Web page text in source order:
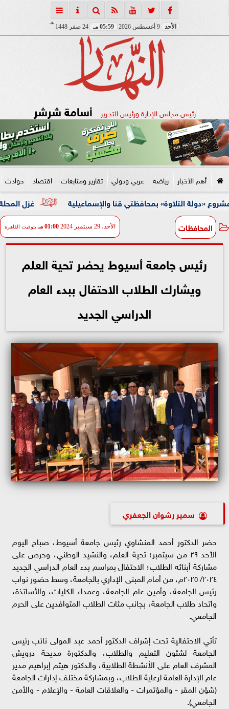
الأحد 05:59 مـ 24 صفر 1448
هـ
رئيس مجلس الإدارة ورئيس التحرير أسامة شرشر
أهم الأخبار رياضة عربي ودولي تقارير ومتابعات اقتصاد حوادث
غزل المحلة: طلبنا 50 مليون لبيع محمود صلاح إلى الأهلي.. ونمتلك عروض خارجية للاعب بمحافظتي قنا والإسماعيلية
المحافظات الأحد، 29 سبتمبر 2024 01:00 مـ بتوقيت القاهرة
رئيس جامعة أسيوط يحضر تحية العلم
ويشارك الطلاب الاحتفال ببدء العام
الدراسي الجديد
سمير رشوان الجعفري
حضر الدكتور أحمد المنشاوي رئيس جامعة أسيوط، صباح اليوم
الأحد ٢٩ من سبتمبر؛ تحية العلم، والنشيد الوطني، وحرص على
مشاركة أبنائه الطلاب؛ الاحتفال بمراسم بدء العام الدراسي الجديد
٢٠٢٤/ ٢٠٢٥م، من أمام المبنى الإداري بالجامعة، وسط حضور نواب
رئيس الجامعة، وأمين عام الجامعة، وعمداء الكليات، والأساتذة،
واتحاد طلاب الجامعة، بجانب مئات الطلاب المتوافدين على الحرم
الجامعي.
تأتي الاحتفالية تحت إشراف الدكتور أحمد عبد المولى نائب رئيس
الجامعة لشئون التعليم والطلاب، والدكتورة مديحة درويش
المشرف العام على الأنشطة الطلابية، والدكتور هيثم إبراهيم مدير
عام الإدارة العامة لرعاية الطلاب، وبمشاركة مختلف إدارات الجامعة
(شؤن المقر - والمؤتمرات - والعلاقات العامة - والإعلام - والأمن
الجامعي).